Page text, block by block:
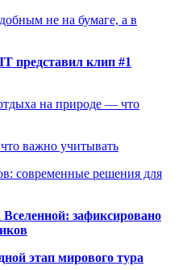
не на бумаге, а в
представил клип #1
на природе — что
важно учитывать
современные решения для
зафиксировано
этап мирового тура